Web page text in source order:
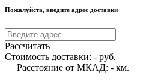
Пожалуйста, введите адрес доставки
Рассчитать
Стоимость доставки: - руб.
Расстояние от МКАД: - км.